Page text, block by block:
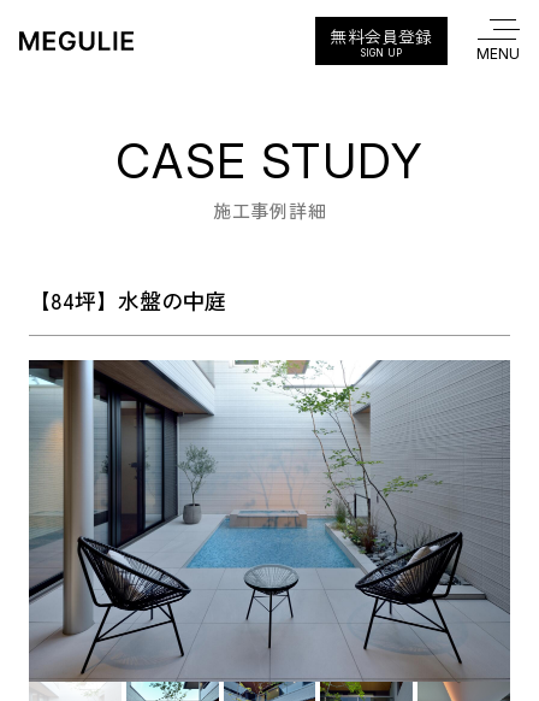
ログイン
無料会員登録
SIGN UP
CASE STUDY
施工事例詳細
【84坪】水盤の中庭